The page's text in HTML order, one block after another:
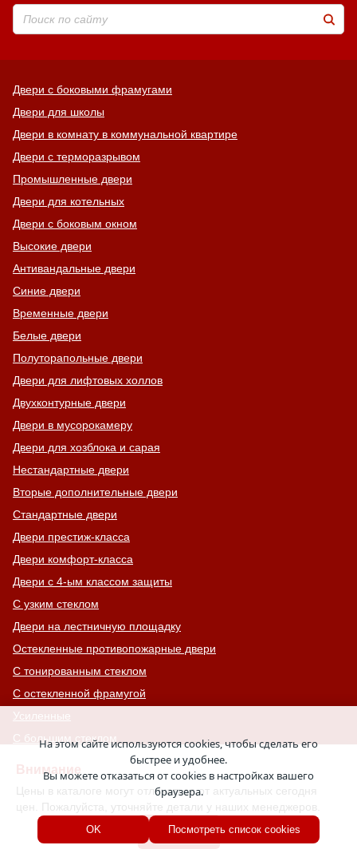
Внимание
Цены в каталоге могут отличаться от актуальных сегодня
цен. Пожалуйста, уточняйте детали у наших менеджеров.
Хорошо
Двери с боковыми фрамугами
Двери для школы
Двери в комнату в коммунальной квартире
Двери с терморазрывом
Промышленные двери
Двери для котельных
Двери с боковым окном
Высокие двери
Антивандальные двери
Синие двери
Временные двери
Белые двери
Полуторапольные двери
Двери для лифтовых холлов
Двухконтурные двери
Двери в мусорокамеру
Двери для хозблока и сарая
Нестандартные двери
Вторые дополнительные двери
Стандартные двери
Двери престиж-класса
Двери комфорт-класса
Двери с 4-ым классом защиты
С узким стеклом
Двери на лестничную площадку
Остекленные противопожарные двери
С тонированным стеклом
С остекленной фрамугой
Усиленные
С большим стеклом
С широкими наличниками
Серые двери
С увеличенной и толстой коробкой
Двери с выдавленным рисунком
Двери с витражным остеклением
На этом сайте используются cookies, чтобы сделать его
быстрее и удобнее.
Вы можете отказаться от cookies в настройках вашего
браузера.
OK Посмотреть список cookies